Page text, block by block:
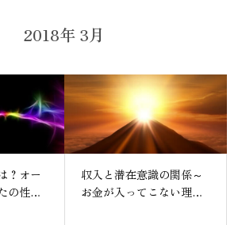
2018年 3月
？オー
の性質
収入と潜在意識の関係～
お金が入ってこない理由